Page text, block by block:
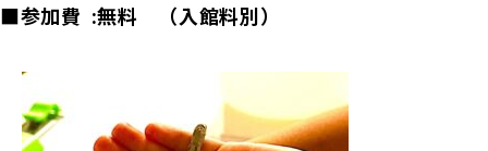
■参加費 :無料 （入館料別）